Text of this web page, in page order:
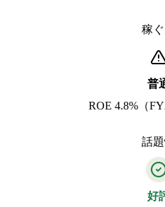
稼
普
ROE 4.8%（
話
好